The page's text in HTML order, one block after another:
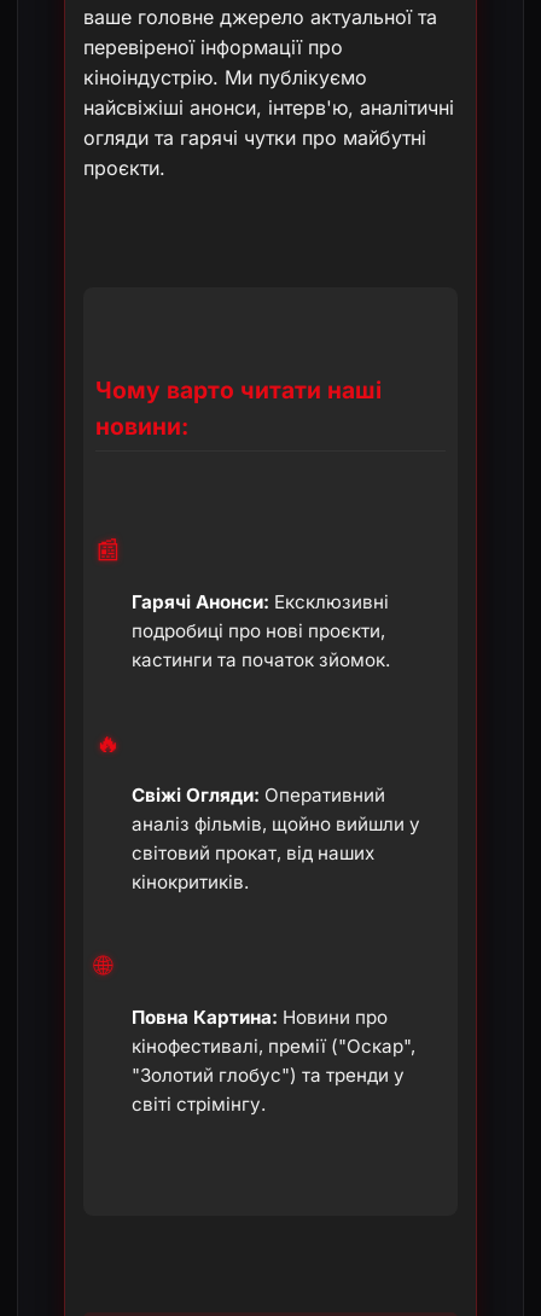
ваше головне джерело актуальної та
перевіреної інформації про
кіноіндустрію. Ми публікуємо
найсвіжіші анонси, інтерв'ю, аналітичні
огляди та гарячі чутки про майбутні
проєкти.
Чому варто читати наші
новини:
📰
Гарячі Анонси: Ексклюзивні
подробиці про нові проєкти,
кастинги та початок зйомок.
🔥
Свіжі Огляди: Оперативний
аналіз фільмів, щойно вийшли у
світовий прокат, від наших
кінокритиків.
🌐
Повна Картина: Новини про
кінофестивалі, премії ("Оскар",
"Золотий глобус") та тренди у
світі стрімінгу.